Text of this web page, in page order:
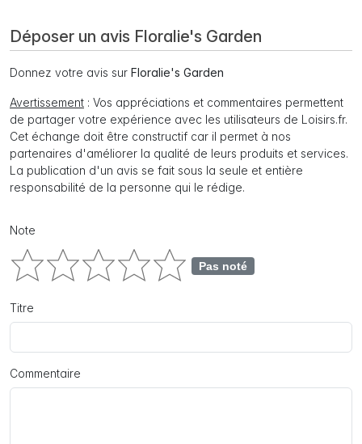
Déposer un avis Floralie's Garden
Donnez votre avis sur Floralie's Garden
Avertissement : Vos appréciations et commentaires permettent
de partager votre expérience avec les utilisateurs de Loisirs.fr.
Cet échange doit être constructif car il permet à nos
partenaires d'améliorer la qualité de leurs produits et services.
La publication d'un avis se fait sous la seule et entière
responsabilité de la personne qui le rédige.
Note
Pas noté
Titre
Commentaire